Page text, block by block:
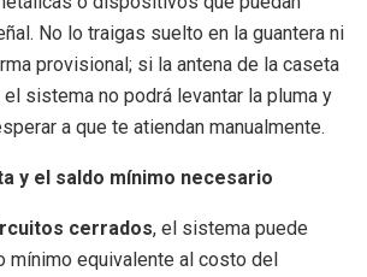
No lo traigas suelto en la guantera ni
provisional; si la antena de la caseta
sistema no podrá levantar la pluma y
a que te atiendan manualmente.
y el saldo mínimo necesario
cerrados, el sistema puede
mínimo equivalente al costo del